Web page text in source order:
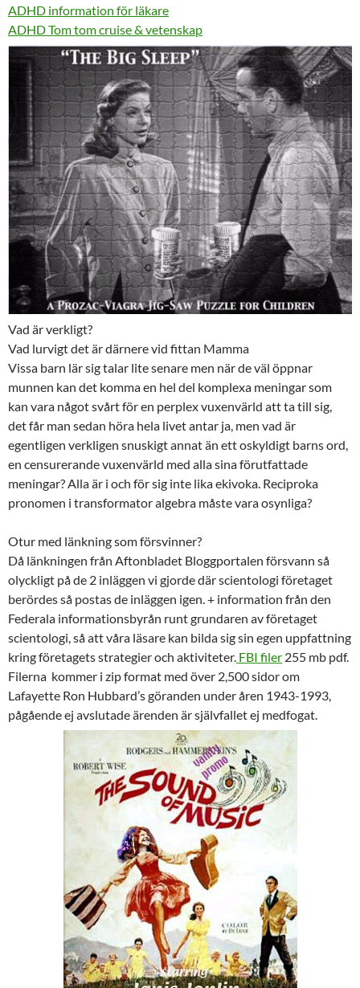
ADHD information för läkare
ADHD Tom tom cruise & vetenskap
Vad är verkligt?
Vad lurvigt det är därnere vid fittan Mamma
Vissa barn lär sig talar lite senare men när de väl öppnar
munnen kan det komma en hel del komplexa meningar som
kan vara något svårt för en perplex vuxenvärld att ta till sig,
det får man sedan höra hela livet antar ja, men vad är
egentligen verkligen snuskigt annat än ett oskyldigt barns ord,
en censurerande vuxenvärld med alla sina förutfattade
meningar? Alla är i och för sig inte lika ekivoka. Reciproka
pronomen i transformator algebra måste vara osynliga?
Otur med länkning som försvinner?
Då länkningen från Aftonbladet Bloggportalen försvann så
olyckligt på de 2 inläggen vi gjorde där scientologi företaget
berördes så postas de inläggen igen. + information från den
Federala informationsbyrån runt grundaren av företaget
scientologi, så att våra läsare kan bilda sig sin egen uppfattning
kring företagets strategier och aktiviteter. FBI filer 255 mb pdf.
Filerna kommer i zip format med över 2,500 sidor om
Lafayette Ron Hubbard’s göranden under åren 1943-1993,
pågående ej avslutade ärenden är självfallet ej medfogat.